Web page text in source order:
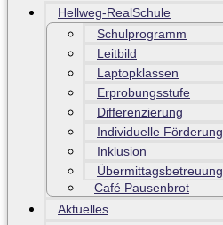
Hellweg-RealSchule
Schulprogramm
Leitbild
Laptopklassen
Erprobungsstufe
Differenzierung
Individuelle Förderung
Inklusion
Übermittagsbetreuung
Café Pausenbrot
Aktuelles